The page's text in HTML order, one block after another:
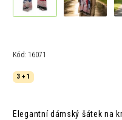
Kód: 16071
3 + 1
Elegantní dámský šátek na